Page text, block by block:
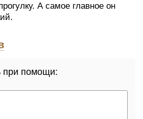
А самое главное он
при помощи: